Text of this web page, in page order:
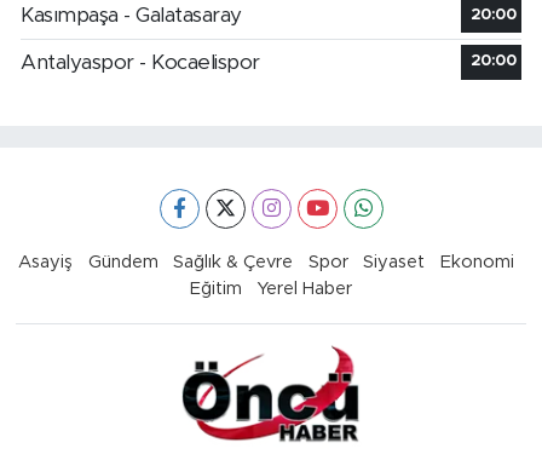
Kasımpaşa - Galatasaray 20:00
Antalyaspor - Kocaelispor 20:00
Asayiş Gündem Sağlık & Çevre Spor Siyaset
Ekonomi
Eğitim
Yerel Haber